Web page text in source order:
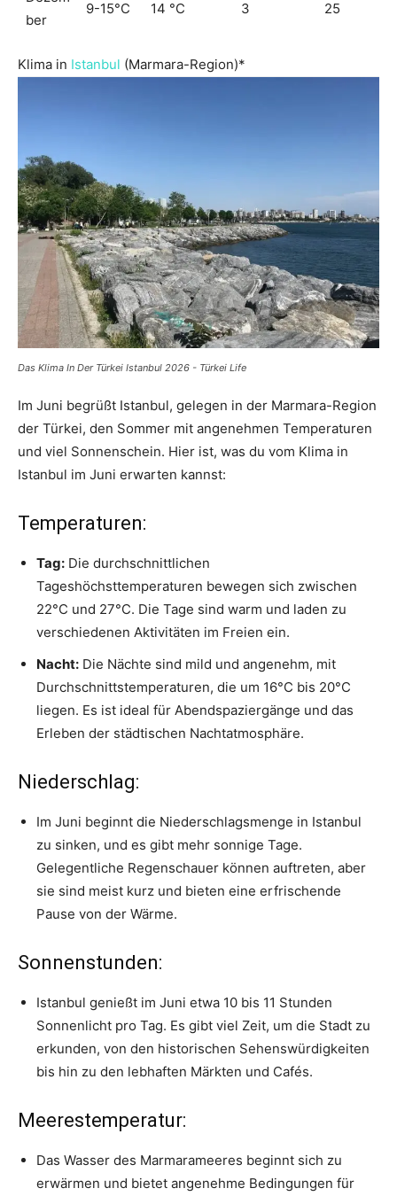
ber
9-15°C 14 °C 3 25
Klima in Istanbul (Marmara-Region)*
Das Klima In Der Türkei Istanbul 2026 - Türkei Life
Im Juni begrüßt Istanbul, gelegen in der Marmara-Region
der Türkei, den Sommer mit angenehmen Temperaturen
und viel Sonnenschein. Hier ist, was du vom Klima in
Istanbul im Juni erwarten kannst:
Temperaturen:
Tag: Die durchschnittlichen
Tageshöchsttemperaturen bewegen sich zwischen
22°C und 27°C. Die Tage sind warm und laden zu
verschiedenen Aktivitäten im Freien ein.
Nacht: Die Nächte sind mild und angenehm, mit
Durchschnittstemperaturen, die um 16°C bis 20°C
liegen. Es ist ideal für Abendspaziergänge und das
Erleben der städtischen Nachtatmosphäre.
Niederschlag:
Im Juni beginnt die Niederschlagsmenge in Istanbul
zu sinken, und es gibt mehr sonnige Tage.
Gelegentliche Regenschauer können auftreten, aber
sie sind meist kurz und bieten eine erfrischende
Pause von der Wärme.
Sonnenstunden:
Istanbul genießt im Juni etwa 10 bis 11 Stunden
Sonnenlicht pro Tag. Es gibt viel Zeit, um die Stadt zu
erkunden, von den historischen Sehenswürdigkeiten
bis hin zu den lebhaften Märkten und Cafés.
Meerestemperatur:
Das Wasser des Marmarameeres beginnt sich zu
erwärmen und bietet angenehme Bedingungen für